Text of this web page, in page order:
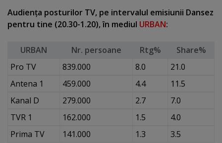
Audienţa posturilor TV, pe intervalul emisiunii Dansez
pentru tine (20.30-1.20), în mediul URBAN:
URBAN Nr. persoane Rtg%
Share%
Pro TV
839.000 8.0
21.0
Antena 1
459.000 4.4
11.5
Kanal D
279.000 2.7
7.0
TVR 1
162.000 1.5
4.0
Prima TV
141.000 1.3 3.5